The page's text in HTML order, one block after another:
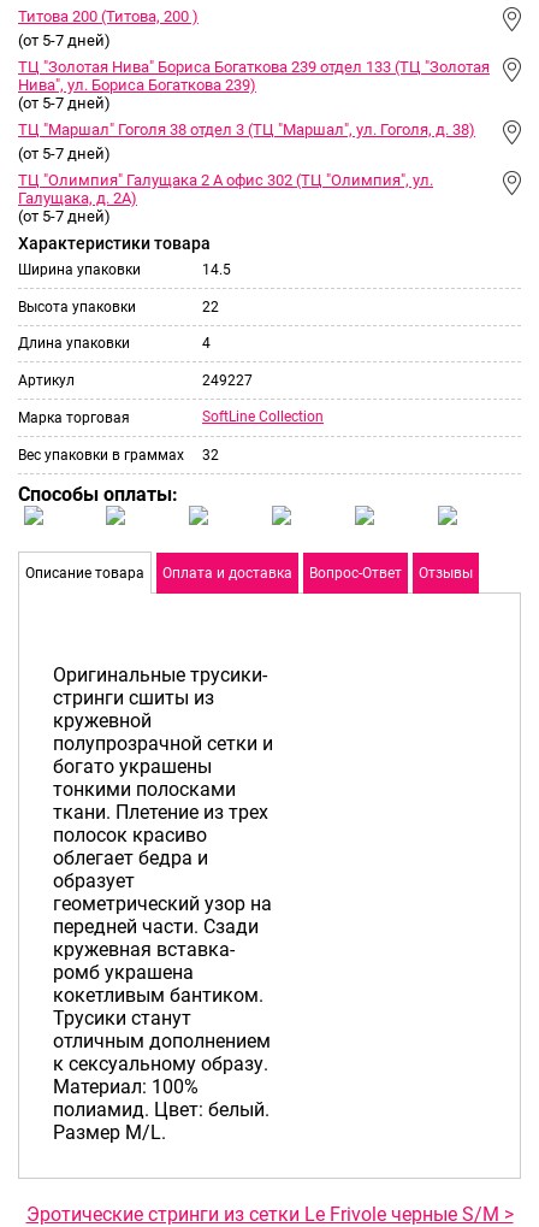
Титова 200 (Титова, 200 )
(от 5-7 дней)
ТЦ "Золотая Нива" Бориса Богаткова 239 отдел 133 (ТЦ "Золотая
Нива", ул. Бориса Богаткова 239)
(от 5-7 дней)
ТЦ "Маршал" Гоголя 38 отдел 3 (ТЦ "Маршал", ул. Гоголя, д. 38)
(от 5-7 дней)
ТЦ "Олимпия" Галущака 2 А офис 302 (ТЦ "Олимпия", ул.
Галущака, д. 2А)
(от 5-7 дней)
Характеристики товара
Ширина упаковки 14.5
Высота упаковки 22
Длина упаковки 4
Артикул 249227
Марка торговая SoftLine Collection
Вес упаковки в граммах 32
Способы оплаты:
Описание товара Оплата и доставка Вопрос-Ответ Отзывы
Оригинальные трусики-
стринги сшиты из
кружевной
полупрозрачной сетки и
богато украшены
тонкими полосками
ткани. Плетение из трех
полосок красиво
облегает бедра и
образует
геометрический узор на
передней части. Сзади
кружевная вставка-
ромб украшена
кокетливым бантиком.
Трусики станут
отличным дополнением
к сексуальному образу.
Материал: 100%
полиамид. Цвет: белый.
Размер M/L.
Эротические стринги из сетки Le Frivole черные S/M >